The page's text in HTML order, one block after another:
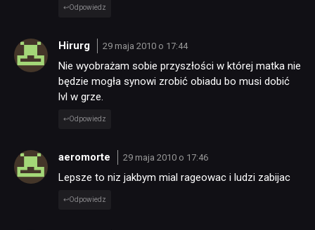
Odpowiedz
Hirurg 29 maja 2010 o 17:44
Nie wyobrażam sobie przyszłości w której matka nie
będzie mogła synowi zrobić obiadu bo musi dobić
lvl w grze.
Odpowiedz
aeromorte 29 maja 2010 o 17:46
Lepsze to niz jakbym mial rageowac i ludzi zabijac
Odpowiedz